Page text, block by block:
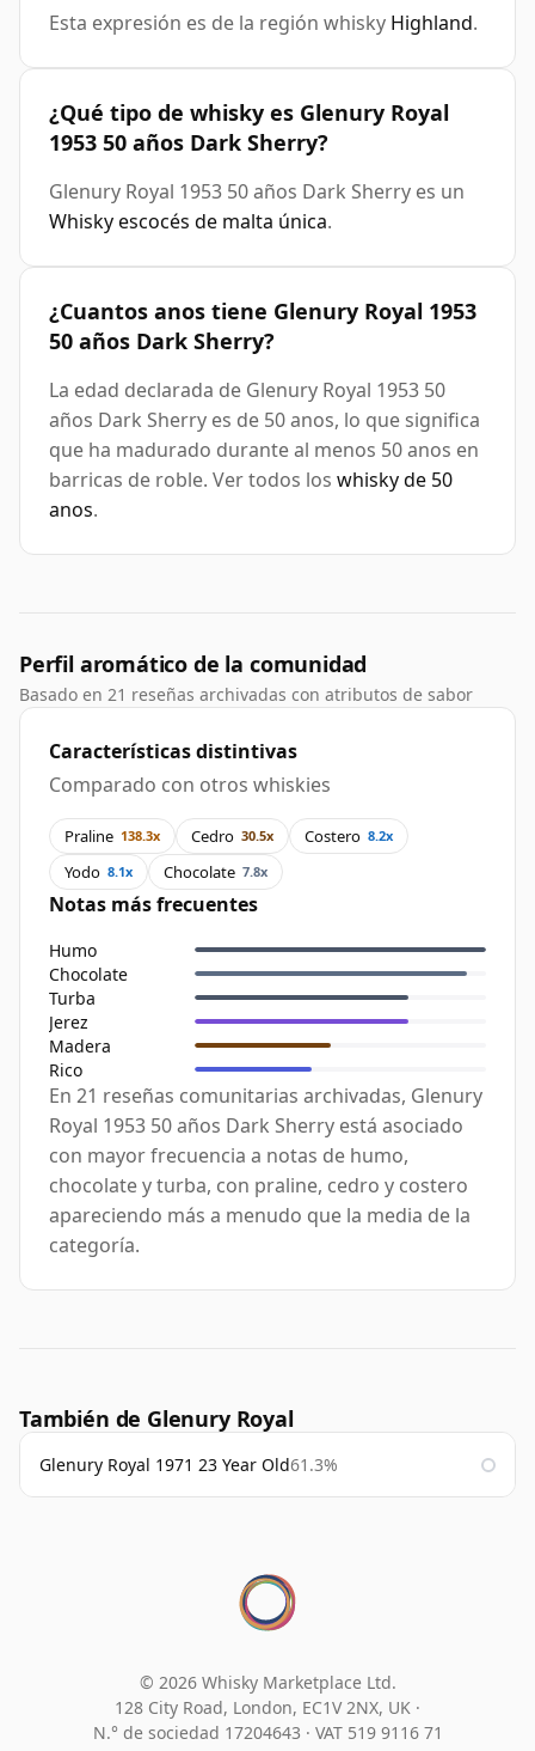
Esta expresión es de la región whisky Highland.
¿Qué tipo de whisky es Glenury Royal
1953 50 años Dark Sherry?
Glenury Royal 1953 50 años Dark Sherry es un
Whisky escocés de malta única.
¿Cuantos anos tiene Glenury Royal 1953
50 años Dark Sherry?
La edad declarada de Glenury Royal 1953 50
años Dark Sherry es de 50 anos, lo que significa
que ha madurado durante al menos 50 anos en
barricas de roble. Ver todos los whisky de 50
anos.
Perfil aromático de la comunidad
Basado en 21 reseñas archivadas con atributos de sabor
Características distintivas
Comparado con otros whiskies
Praline 138.3x Cedro 30.5x Costero 8.2x
Yodo 8.1x Chocolate 7.8x
Notas más frecuentes
Humo
Chocolate
Turba
Jerez
Madera
Rico
En 21 reseñas comunitarias archivadas, Glenury
Royal 1953 50 años Dark Sherry está asociado
con mayor frecuencia a notas de humo,
chocolate y turba, con praline, cedro y costero
apareciendo más a menudo que la media de la
categoría.
También de Glenury Royal
Glenury Royal 1971 23 Year Old61.3%
© 2026 Whisky Marketplace Ltd.
128 City Road, London, EC1V 2NX, UK ·
N.° de sociedad 17204643 · VAT 519 9116 71